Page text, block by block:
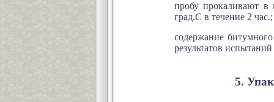
пробу прокаливают
град.С в течение 2 час.;
содержание
результатов
5.